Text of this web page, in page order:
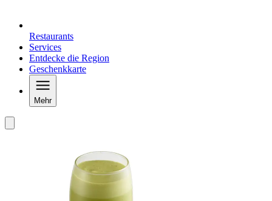
Restaurants
Services
Entdecke die Region
Geschenkkarte
Mehr